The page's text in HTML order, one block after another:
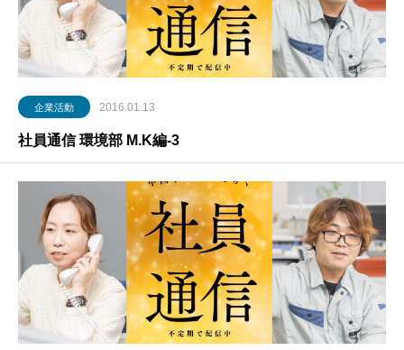
企業活動 2016.01.13
社員通信 環境部 M.K編-3